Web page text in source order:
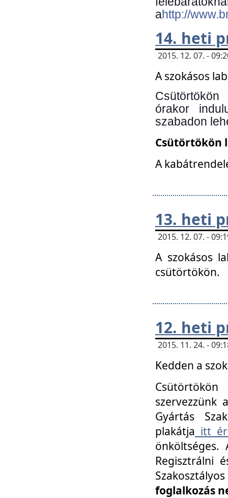
ahttp://
14. heti
2015. 12. 07. -
A szokásos
órakor
szabadon
Csütörtökön
A
13. heti
2015. 12. 07. -
A szokásos
csütörtökön.
12. heti
2015. 11. 24. -
Kedden a
szervezzünk
Gyártás
plakátja itt
Regisztrálni
foglalkozás